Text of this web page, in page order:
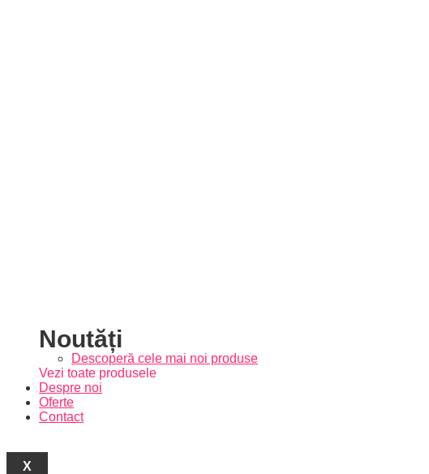
Noutăți
Descoperă cele mai noi produse
Vezi toate produsele
Despre noi
Oferte
Contact
X